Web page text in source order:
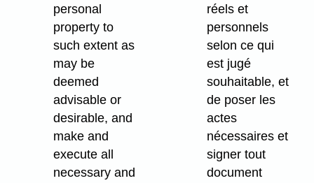
personal
property to
such extent as
may be
deemed
advisable or
desirable, and
make and
execute all
necessary and
réels et
personnels
selon ce qui
est jugé
souhaitable, et
de poser les
actes
nécessaires et
signer tout
document